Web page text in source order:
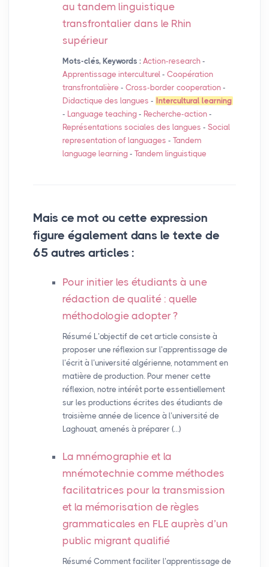
au tandem linguistique
transfrontalier dans le Rhin
supérieur
Mots-clés, Keywords : Action-research-
Apprentissage interculturel- Coopération
transfrontalière - Cross-border cooperation-
Didactique des langues - Intercultural learning
- Language teaching- Recherche-action-
Représentations sociales des langues - Social
representation of languages - Tandem
language learning- Tandem linguistique
Mais ce mot ou cette expression
figure également dans le texte de
65 autres articles :
Pour initier les étudiants à une
rédaction de qualité : quelle
méthodologie adopter?
Résumé L’objectif de cet article consiste à
proposer une réflexion sur l’apprentissage de
l’écrit à l’université algérienne, notamment en
matière de production. Pour mener cette
réflexion, notre intérêt porte essentiellement
sur les productions écrites des étudiants de
troisième année de licence à l’université de
Laghouat, amenés à préparer (…)
La mnémographie et la
mnémotechnie comme méthodes
facilitatrices pour la transmission
et la mémorisation de règles
grammaticales en FLE auprès d’un
public migrant qualifié
Résumé Comment faciliter l’apprentissage de